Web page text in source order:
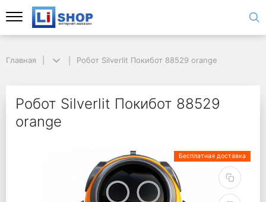
Главная Робот Silverlit Покибот 88529 orange
Робот Silverlit Покибот 88529
orange
Бесплатная доставка